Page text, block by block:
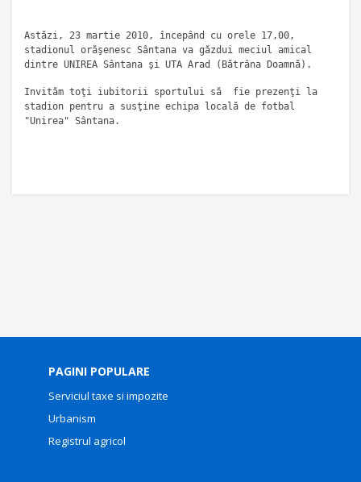
Astăzi, 23 martie 2010, începând cu orele 17,00,
stadionul orăşenesc Sântana va găzdui meciul amical
dintre UNIREA Sântana şi UTA Arad (Bătrâna Doamnă).
Invităm toţi iubitorii sportului să fie prezenţi la
stadion pentru a susţine echipa locală de fotbal
"Unirea" Sântana.
PAGINI POPULARE
Serviciul taxe si impozite
Urbanism
Registrul agricol